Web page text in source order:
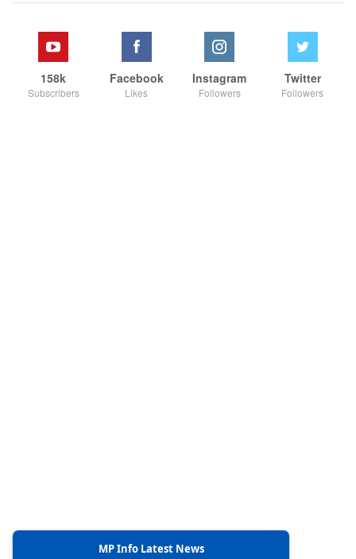
158k
Subscribers
Facebook
Likes
Instagram
Followers
Twitter
Followers
MP Info Latest News